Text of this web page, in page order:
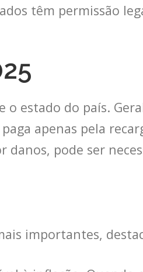
têm permissão
o estado do país.
apenas pela
danos, pode ser
importantes,